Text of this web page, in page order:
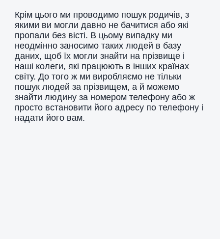
Крім цього ми проводимо пошук родичів, з
якими ви могли давно не бачитися або які
пропали без вісті. В цьому випадку ми
неодмінно заносимо таких людей в базу
даних, щоб їх могли знайти на прізвище і
наші колеги, які працюють в інших країнах
світу. До того ж ми виробляємо не тільки
пошук людей за прізвищем, а й можемо
знайти людину за номером телефону або ж
просто встановити його адресу по телефону і
надати його вам.